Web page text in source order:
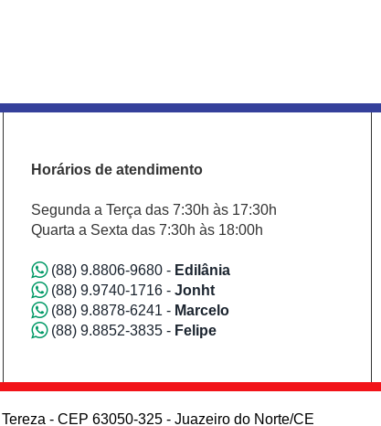
Horários de atendimento
Segunda a Terça das 7:30h às 17:30h
Quarta a Sexta das 7:30h às 18:00h
(88) 9.8806-9680 - Edilânia
(88) 9.9740-1716 - Jonht
(88) 9.8878-6241 - Marcelo
(88) 9.8852-3835 - Felipe
- CEP 63050-325 - Juazeiro do Norte/CE